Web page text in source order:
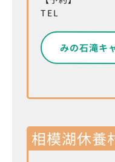
TEL
みの石滝キ
相模湖休養